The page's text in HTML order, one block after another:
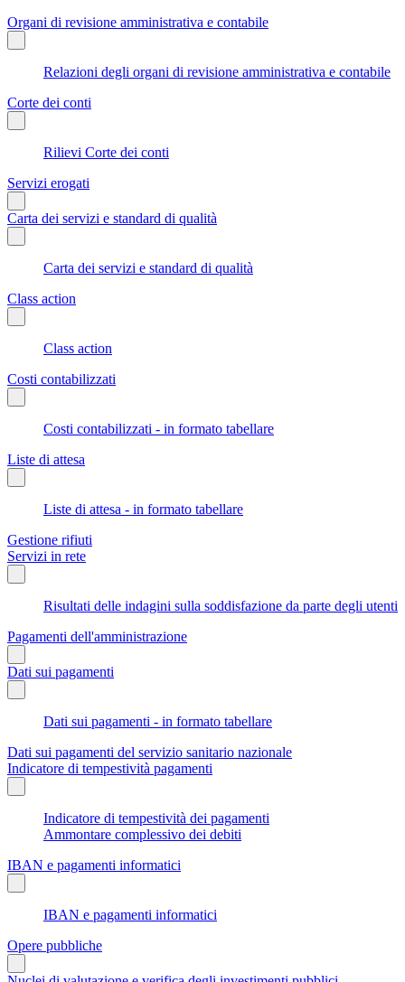
Organi di revisione amministrativa e contabile
Relazioni degli organi di revisione amministrativa e contabile
Corte dei conti
Rilievi Corte dei conti
Servizi erogati
Carta dei servizi e standard di qualità
Carta dei servizi e standard di qualità
Class action
Class action
Costi contabilizzati
Costi contabilizzati - in formato tabellare
Liste di attesa
Liste di attesa - in formato tabellare
Gestione rifiuti
Servizi in rete
Risultati delle indagini sulla soddisfazione da parte degli utenti
Pagamenti dell'amministrazione
Dati sui pagamenti
Dati sui pagamenti - in formato tabellare
Dati sui pagamenti del servizio sanitario nazionale
Indicatore di tempestività pagamenti
Indicatore di tempestività dei pagamenti
Ammontare complessivo dei debiti
IBAN e pagamenti informatici
IBAN e pagamenti informatici
Opere pubbliche